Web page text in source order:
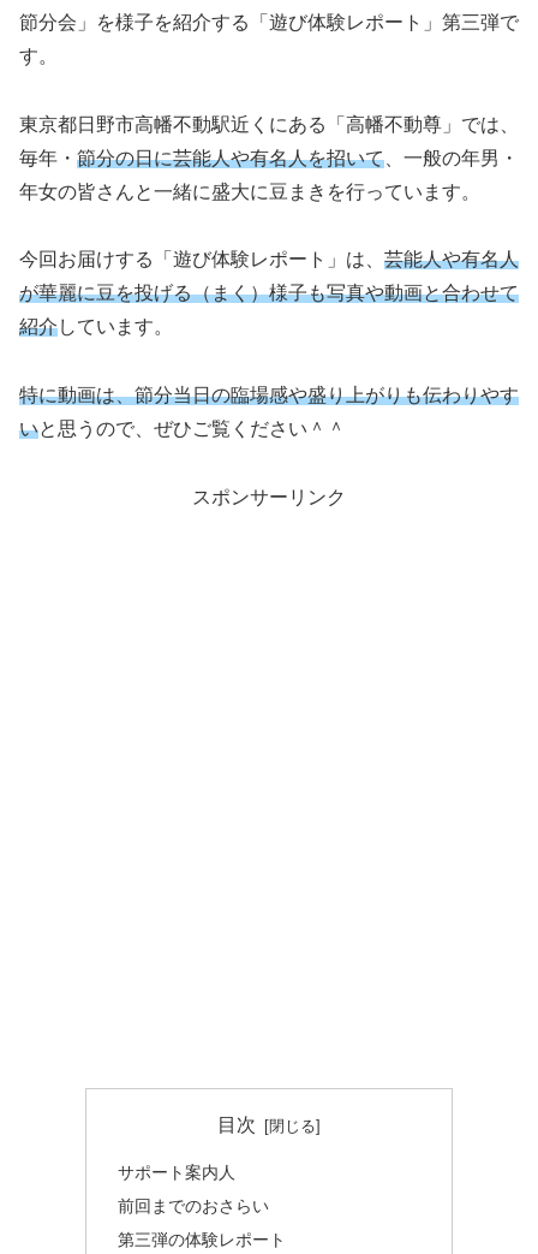
節分会」を様子を紹介する「遊び体験レポート」第三弾で
す。
東京都日野市高幡不動駅近くにある「高幡不動尊」では、
毎年・ 節分の日に芸能人や有名人を招いて 、一般の年男・
年女の皆さんと一緒に盛大に豆まきを行っています。
今回お届けする「遊び体験レポート」は、 芸能人や有名人
が華麗に豆を投げる（まく）様子も写真や動画と合わせて
紹介しています。
特に動画は、節分当日の臨場感や盛り上がりも伝わりやす
いと思うので、ぜひご覧ください＾＾
スポンサーリンク
目次
サポート案内人
前回までのおさらい
第三弾の体験レポート